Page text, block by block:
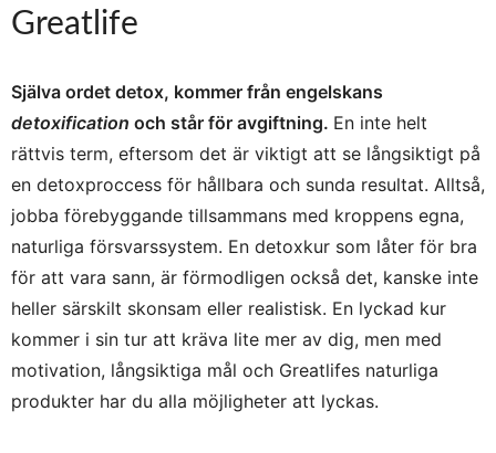
Greatlife
Själva ordet detox, kommer från engelskans
detoxification och står för avgiftning. En inte helt
rättvis term, eftersom det är viktigt att se långsiktigt på
en detoxproccess för hållbara och sunda resultat. Alltså,
jobba förebyggande tillsammans med kroppens egna,
naturliga försvarssystem. En detoxkur som låter för bra
för att vara sann, är förmodligen också det, kanske inte
heller särskilt skonsam eller realistisk. En lyckad kur
kommer i sin tur att kräva lite mer av dig, men med
motivation, långsiktiga mål och Greatlifes naturliga
produkter har du alla möjligheter att lyckas.